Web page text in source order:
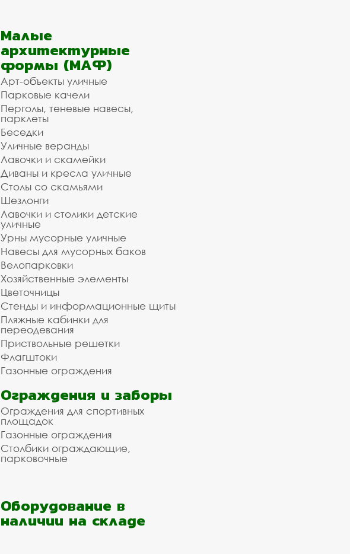
Малые
архитектурные
формы (МАФ)
Арт-объекты уличные
Парковые качели
Перголы, теневые навесы,
парклеты
Беседки
Уличные веранды
Лавочки и скамейки
Диваны и кресла уличные
Столы со скамьями
Шезлонги
Лавочки и столики детские
уличные
Урны мусорные уличные
Навесы для мусорных баков
Велопарковки
Хозяйственные элементы
Цветочницы
Стенды и информационные щиты
Пляжные кабинки для
переодевания
Приствольные решетки
Флагштоки
Газонные ограждения
Ограждения и заборы
Ограждения для спортивных
площадок
Газонные ограждения
Столбики ограждающие,
парковочные
Оборудование в
наличии на складе